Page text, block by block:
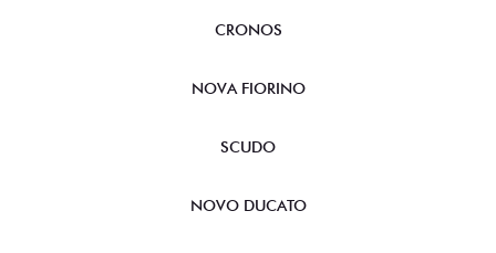
CRONOS
NOVA FIORINO
SCUDO
NOVO DUCATO